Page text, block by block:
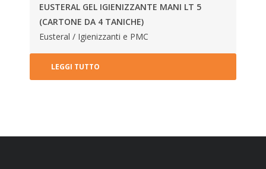
EUSTERAL GEL IGIENIZZANTE MANI LT 5
(CARTONE DA 4 TANICHE)
Eusteral / Igienizzanti e PMC
LEGGI TUTTO